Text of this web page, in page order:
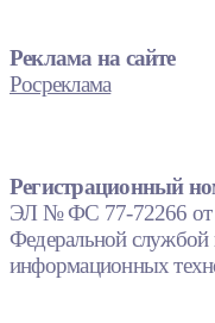
Реклама на сайте
Росреклама
Регистрационный
ЭЛ № ФС 77-72266 от
Федеральной службой
информационных